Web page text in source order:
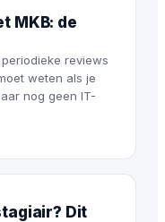
MKB: de
reviews
weten als je
nog geen IT-
Dit